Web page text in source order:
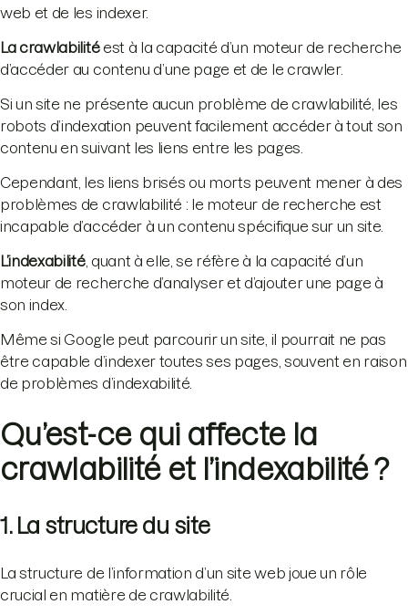
web et de les indexer.
La crawlabilitéest à la capacité d’un moteur de recherche
d’accéder au contenu d’une page et de le crawler.
Si un site ne présente aucun problème de crawlabilité, les
robots d’indexation peuvent facilement accéder à tout son
contenu en suivant les liens entre les pages.
Cependant, les liens brisés ou morts peuvent mener à des
problèmes de crawlabilité : le moteur de recherche est
incapable d’accéder à un contenu spécifique sur un site.
L’indexabilité, quant à elle, se réfère à la capacité d’un
moteur de recherche d’analyser et d’ajouter une page à
son index.
Même si Google peut parcourir un site, il pourrait ne pas
être capable d’indexer toutes ses pages, souvent en raison
de problèmes d’indexabilité.
Qu’est-ce qui affecte la
crawlabilité et l’indexabilité ?
1. La structure du site
La structure de l’information d’un site web joue un rôle
crucial en matière de crawlabilité.